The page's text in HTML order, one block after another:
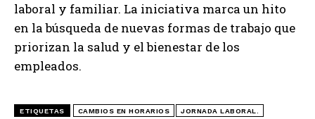
laboral y familiar. La iniciativa marca un hito
en la búsqueda de nuevas formas de trabajo que
priorizan la salud y el bienestar de los
empleados.
ETIQUETAS CAMBIOS EN HORARIOS JORNADA LABORAL.